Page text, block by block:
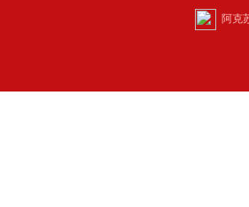
阿克